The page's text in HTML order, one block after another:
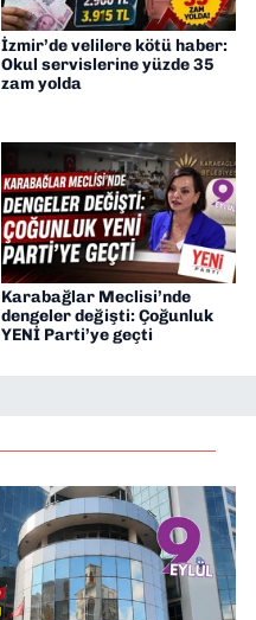
İzmir’de velilere kötü haber:
Okul servislerine yüzde 35
zam yolda
Karabağlar Meclisi’nde
dengeler değişti: Çoğunluk
YENİ Parti’ye geçti